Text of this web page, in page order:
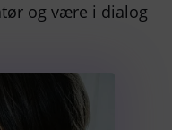
og være i dialog